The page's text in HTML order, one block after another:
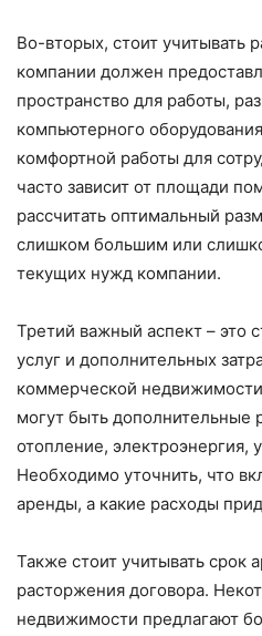
Во-вторых, стоит учитывать
компании должен
пространство для работы,
компьютерного
комфортной работы для
часто зависит от площади
рассчитать оптимальный
слишком большим или
текущих нужд компании.
Третий важный аспект – это
услуг и дополнительных
коммерческой
могут быть дополнительные
отопление, электроэнергия,
Необходимо уточнить, что
аренды, а какие расходы
Также стоит учитывать срок
расторжения договора.
недвижимости предлагают